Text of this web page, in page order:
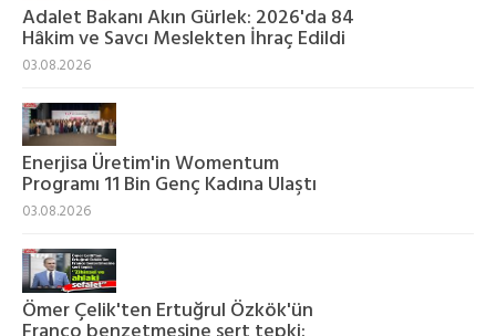
Adalet Bakanı Akın Gürlek: 2026'da 84
Hâkim ve Savcı Meslekten İhraç Edildi
03.08.2026
Enerjisa Üretim'in Womentum
Programı 11 Bin Genç Kadına Ulaştı
03.08.2026
Ömer Çelik'ten Ertuğrul Özkök'ün